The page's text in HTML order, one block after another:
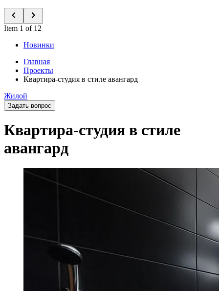
Item 1 of 12
Новинки
Главная
Проекты
Квартира-студия в стиле авангард
Жилой
Задать вопрос
Квартира-студия в стиле
авангард